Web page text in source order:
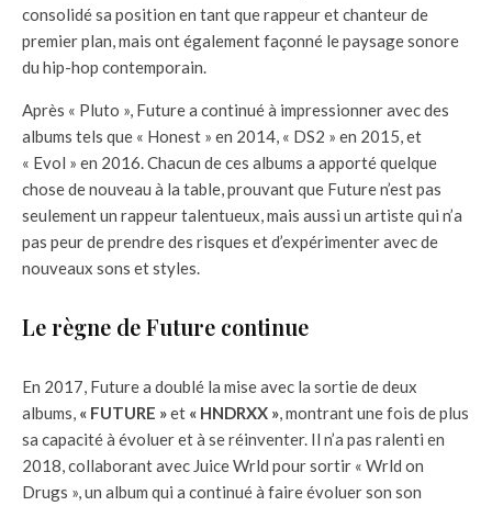
consolidé sa position en tant que rappeur et chanteur de
premier plan, mais ont également façonné le paysage sonore
du hip-hop contemporain.
Après « Pluto », Future a continué à impressionner avec des
albums tels que « Honest » en 2014, « DS2 » en 2015, et
« Evol » en 2016. Chacun de ces albums a apporté quelque
chose de nouveau à la table, prouvant que Future n’est pas
seulement un rappeur talentueux, mais aussi un artiste qui n’a
pas peur de prendre des risques et d’expérimenter avec de
nouveaux sons et styles.
Le règne de Future continue
En 2017, Future a doublé la mise avec la sortie de deux
albums, « FUTURE »et « HNDRXX » , montrant une fois de plus
sa capacité à évoluer et à se réinventer. Il n’a pas ralenti en
2018, collaborant avec Juice Wrld pour sortir « Wrld on
Drugs », un album qui a continué à faire évoluer son son